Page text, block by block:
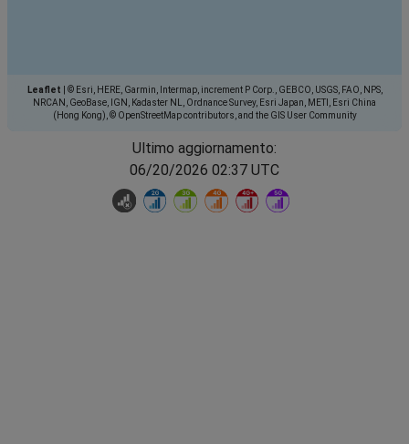
Leaflet
© Esri, HERE, Garmin, Intermap, increment P Corp., GEBCO, USGS, FAO, NPS,
NRCAN, GeoBase, IGN, Kadaster NL, Ordnance Survey, Esri Japan, METI, Esri China
(Hong Kong), © OpenStreetMap contributors, and the GIS User Community
Ultimo aggiornamento:
06/20/2026 02:37 UTC